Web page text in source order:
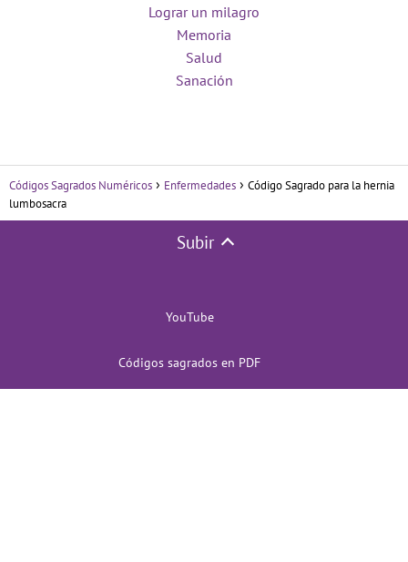
Lograr un milagro
Memoria
Salud
Sanación
Códigos Sagrados Numéricos Enfermedades
Código Sagrado para la hernia
lumbosacra
Subir
YouTube
Códigos sagrados en PDF